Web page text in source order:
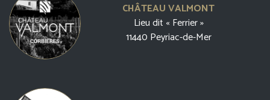
CHÂTEAU VALMONT
Lieu dit « Ferrier »
11440 Peyriac-de-Mer